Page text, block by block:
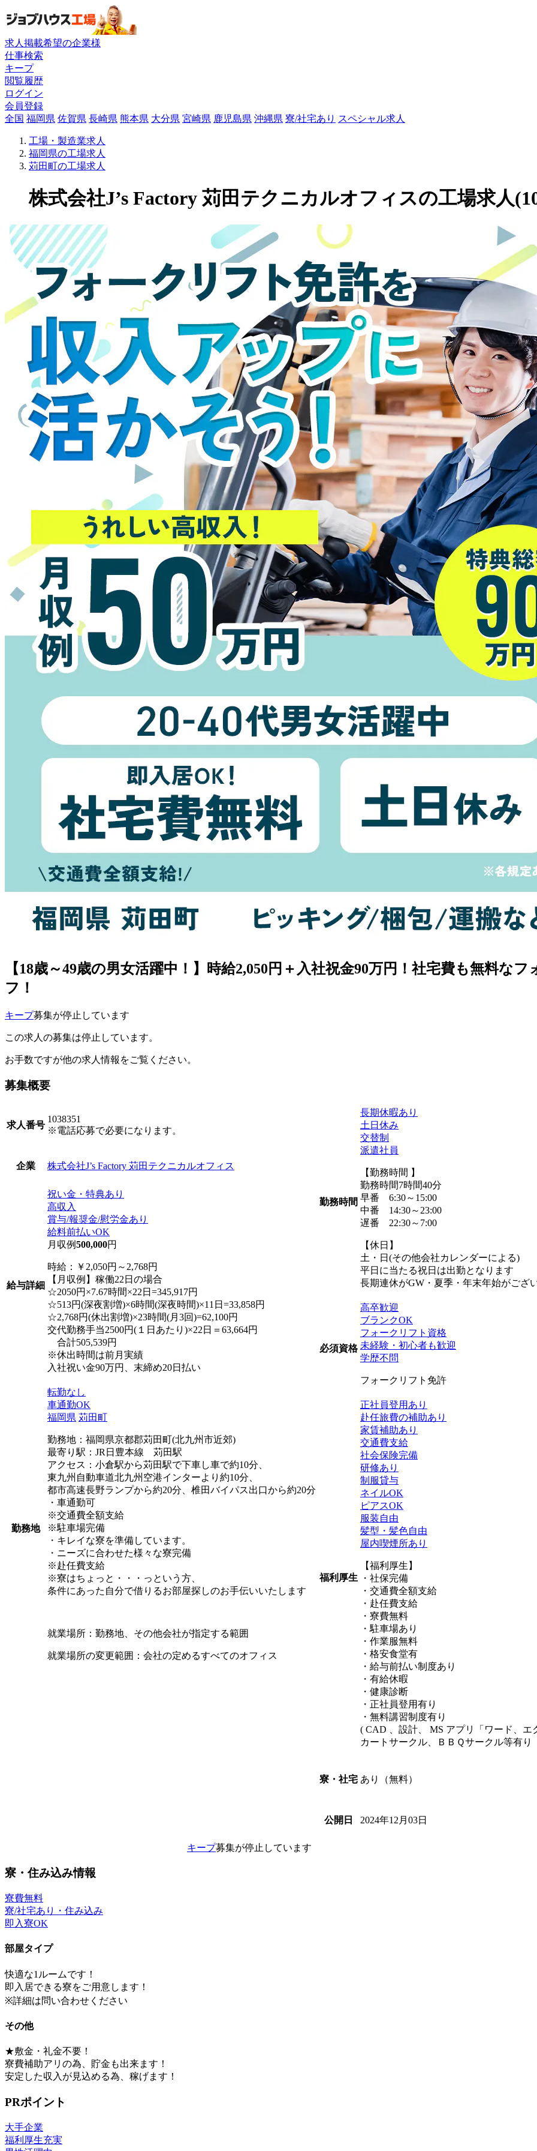
求人掲載希望の企業様
仕事検索
キープ
閲覧履歴
ログイン
会員登録
全国 福岡県 佐賀県 長崎県 熊本県 大分県 宮崎県 鹿児島県 沖縄県 寮/社宅あり スペシャル求人
工場・製造業求人
福岡県の工場求人
苅田町の工場求人
株式会社J’s Factory 苅田テクニカルオフィスの工場求人
【18歳～49歳の男女活躍中！】時給2,050円＋入社祝金90万円！社宅費も無料な
フ！
キープ募集が停止しています
この求人の募集は停止しています。
お手数ですが他の求人情報をご覧ください。
募集概要
求人番号
1038351
※電話応募で必要になります。
企業 株式会社J’s Factory 苅田テクニカルオフィス
給与詳細
祝い金・特典あり
高収入
賞与/報奨金/慰労金あり
給料前払いOK
月収例500,000円
時給：￥2,050円～2,768円
【月収例】稼働22日の場合
☆2050円×7.67時間×22日=345,917円
☆513円(深夜割増)×6時間(深夜時間)×11日=33,858円
☆2,768円(休出割増)×23時間(月3回)=62,100円
交代勤務手当2500円(１日あたり)×22日＝63,664円
合計505,539円
※休出時間は前月実績
入社祝い金90万円、末締め20日払い
勤務地
転勤なし
車通勤OK
福岡県 苅田町
勤務地：福岡県京都郡苅田町(北九州市近郊)
最寄り駅：JR日豊本線 苅田駅
アクセス：小倉駅から苅田駅で下車し車で約10分、
東九州自動車道北九州空港インターより約10分、
都市高速長野ランプから約20分、椎田バイパス出口から約20分
・車通勤可
※交通費全額支給
※駐車場完備
・キレイな寮を準備しています。
・ニーズに合わせた様々な寮完備
※赴任費支給
※寮はちょっと・・・っという方、
条件にあった自分で借りるお部屋探しのお手伝いいたします
就業場所：勤務地、その他会社が指定する範囲
就業場所の変更範囲：会社の定めるすべてのオフィス
勤務時間
長期休暇あり
土日休み
交替制
派遣社員
【勤務時間 】
勤務時間7時間40分
早番 6:30～15:00
中番 14:30～23:00
遅番 22:30～7:00
【休日】
土・日(その他会社カレンダーによる)
平日に当たる祝日は出勤となります
長期連休がGW・夏季・年末年始がござ
必須資格
高卒歓迎
ブランクOK
フォークリフト資格
未経験・初心者も歓迎
学歴不問
フォークリフト免許
福利厚生
正社員登用あり
赴任旅費の補助あり
家賃補助あり
交通費支給
社会保険完備
研修あり
制服貸与
ネイルOK
ピアスOK
服装自由
髪型・髪色自由
屋内喫煙所あり
【福利厚生】
・社保完備
・交通費全額支給
・赴任費支給
・寮費無料
・駐車場あり
・作業服無料
・格安食堂有
・給与前払い制度あり
・有給休暇
・健康診断
・正社員登用有り
・無料講習制度有り
( CAD 、設計、 MS アプリ「ワード、エ
カートサークル、ＢＢＱサークル等有り
寮・社宅 あり（無料）
公開日 2024年12月03日
キープ募集が停止しています
寮・住み込み情報
寮費無料
寮/社宅あり・住み込み
即入寮OK
部屋タイプ
快適な1ルームです！
即入居できる寮をご用意します！
※詳細は問い合わせください
その他
★敷金・礼金不要！
寮費補助アリの為、貯金も出来ます！
安定した収入が見込める為、稼げます！
PRポイント
大手企業
福利厚生充実